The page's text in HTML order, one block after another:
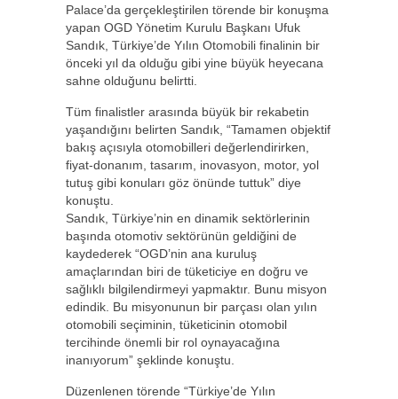
Palace’da gerçekleştirilen törende bir konuşma
yapan OGD Yönetim Kurulu Başkanı Ufuk
Sandık, Türkiye’de Yılın Otomobili finalinin bir
önceki yıl da olduğu gibi yine büyük heyecana
sahne olduğunu belirtti.
Tüm finalistler arasında büyük bir rekabetin
yaşandığını belirten Sandık, “Tamamen objektif
bakış açısıyla otomobilleri değerlendirirken,
fiyat-donanım, tasarım, inovasyon, motor, yol
tutuş gibi konuları göz önünde tuttuk” diye
konuştu.
Sandık, Türkiye’nin en dinamik sektörlerinin
başında otomotiv sektörünün geldiğini de
kaydederek “OGD’nin ana kuruluş
amaçlarından biri de tüketiciye en doğru ve
sağlıklı bilgilendirmeyi yapmaktır. Bunu misyon
edindik. Bu misyonunun bir parçası olan yılın
otomobili seçiminin, tüketicinin otomobil
tercihinde önemli bir rol oynayacağına
inanıyorum” şeklinde konuştu.
Düzenlenen törende “Türkiye’de Yılın